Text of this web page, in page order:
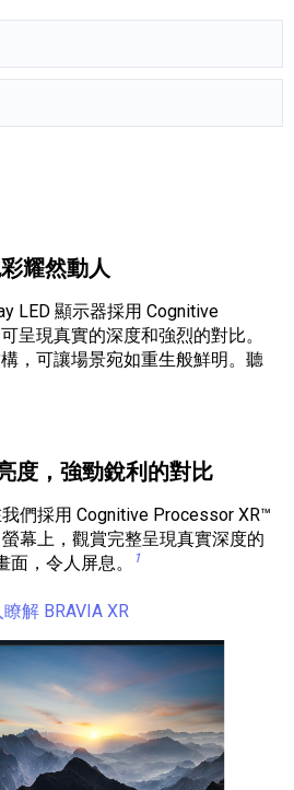
耀然動人
LED 顯示器採用 Cognitive
呈現真實的深度和強烈的對比。
，可讓場景宛如重生般鮮明。聽
度，強勁銳利的對比
們採用 Cognitive Processor XR™
幕上，觀賞完整呈現真實深度的
面，令人屏息。
1
解 BRAVIA XR